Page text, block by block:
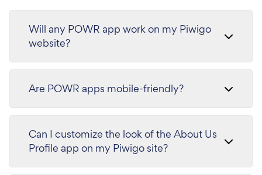
Will any POWR app work on my Piwigo
website?
Are POWR apps mobile-friendly?
Can I customize the look of the About Us
Profile app on my Piwigo site?